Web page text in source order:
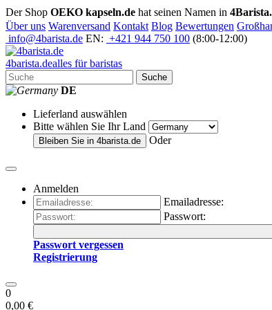
Der Shop OEKO kapseln.de hat seinen Namen in
Über uns Warenversand Kontakt Blog Bewertungen
info@4barista.de EN: +421 944 750 100 (8:00-12:00)
4barista.dealles für baristas
Suche
DE
Lieferland auswählen
Bitte wählen Sie Ihr Land
Bleiben Sie in 4barista.de Oder
Anmelden
Emailadresse:
Passwort:
Passwort vergessen
Registrierung
0
0,00 €